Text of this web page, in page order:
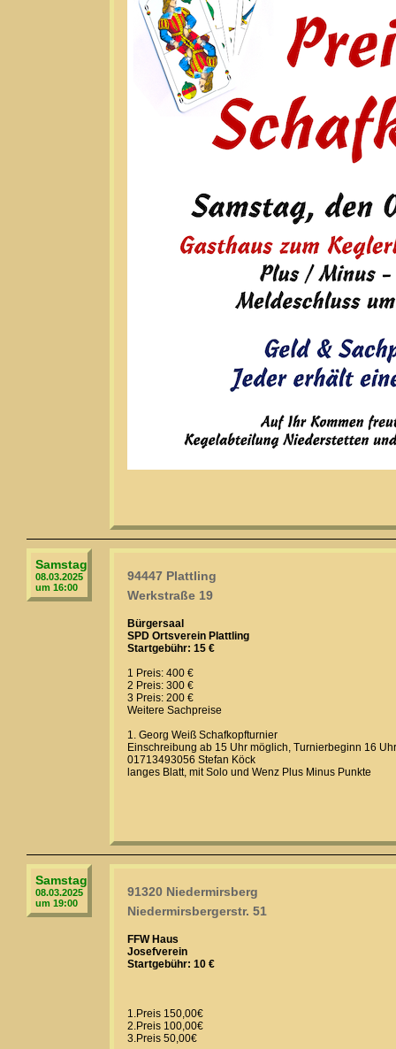
Samstag
08.03.2025
um 16:00
94447 Plattling
Werkstraße 19
Bürgersaal
SPD Ortsverein Plattling
Startgebühr: 15 €
1 Preis: 400 €
2 Preis: 300 €
3 Preis: 200 €
Weitere Sachpreise
1. Georg Weiß Schafkopfturnier
Einschreibung ab 15 Uhr möglich, Turnierbeginn 16 Uhr
01713493056 Stefan Köck
langes Blatt, mit Solo und Wenz Plus Minus Punkte
Samstag
08.03.2025
um 19:00
91320 Niedermirsberg
Niedermirsbergerstr. 51
FFW Haus
Josefverein
Startgebühr: 10 €
1.Preis 150,00€
2.Preis 100,00€
3.Preis 50,00€